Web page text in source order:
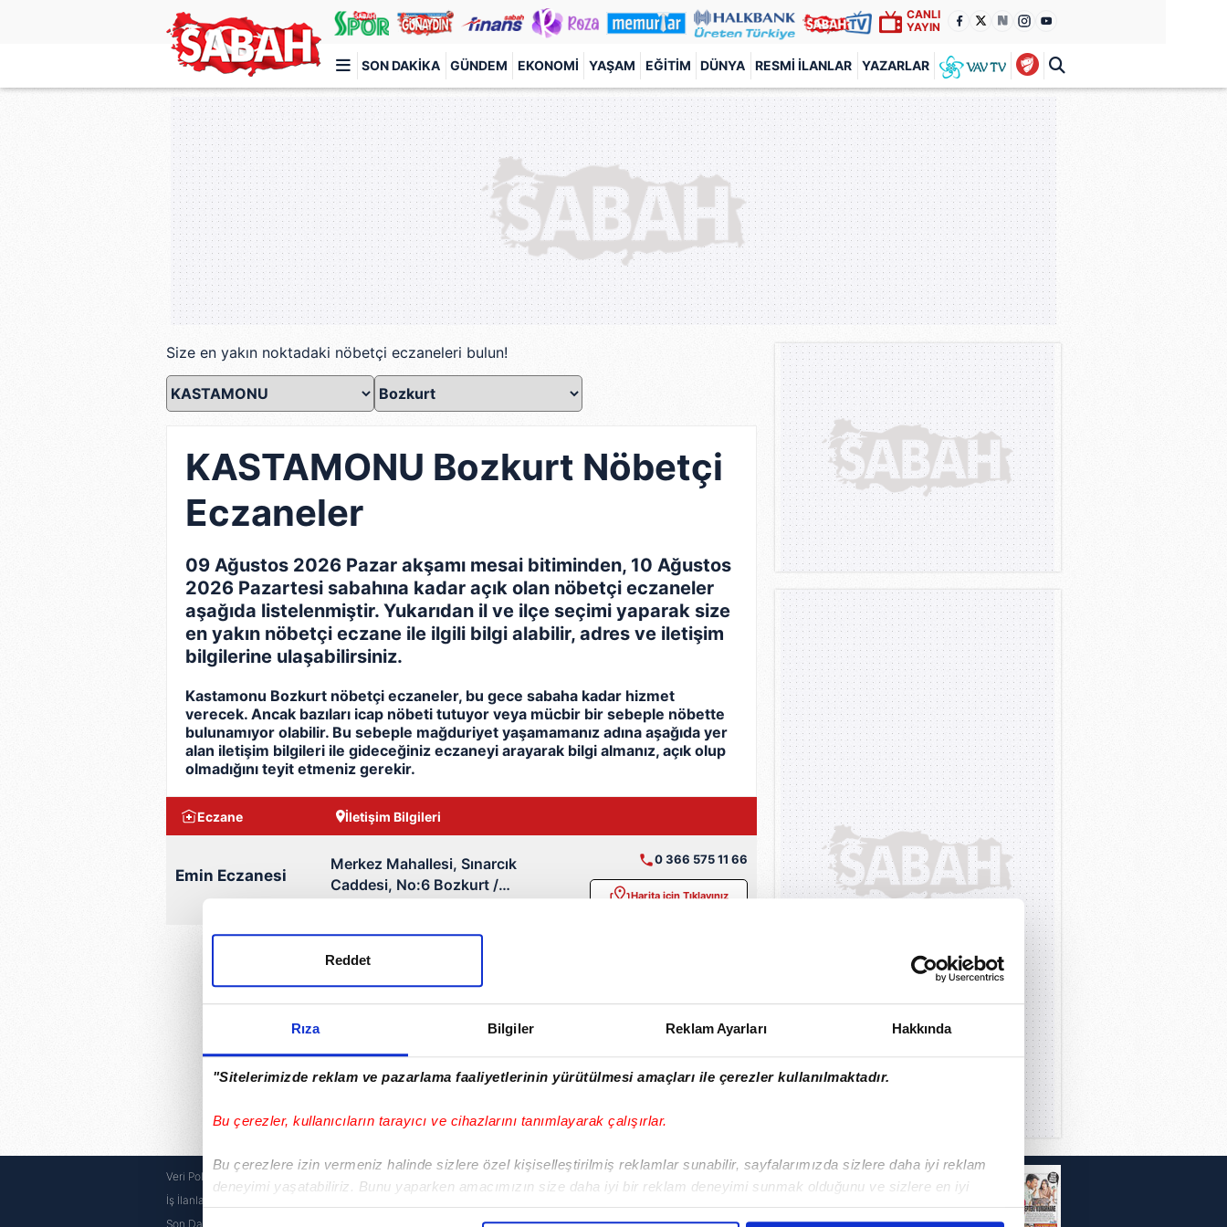
Rıza Bilgiler Reklam Ayarları Hakkında
"Sitelerimizde reklam ve pazarlama faaliyetlerinin yürütülmesi amaçları ile çerezler kullanılmaktadır.
Bu çerezler, kullanıcıların tarayıcı ve cihazlarını tanımlayarak çalışırlar.
Bu çerezlere izin vermeniz halinde sizlere özel kişiselleştirilmiş reklamlar sunabilir, sayfalarımızda sizlere daha iyi reklam
deneyimi yaşatabiliriz. Bunu yaparken amacımızın size daha iyi bir reklam deneyimi sunmak olduğunu ve sizlere en iyi
içerikleri sunabilmek adına elimizden gelen çabayı gösterdiğimizi ve bu noktada, reklamların maliyetlerimizi karşılamak
Reddet
CANLI
YAYIN
SON DAKIKA GÜNDEM EKONOMI YAŞAM EĞITIM DÜNYA RESMI İLANLAR YAZARLAR
Türkiye'nin en iyi haber sitesi
Size en yakın noktadaki nöbetçi eczaneleri bulun!
KASTAMONU Bozkurt Nöbetçi
Eczaneler
09 Ağustos 2026 Pazar akşamı mesai bitiminden, 10 Ağustos
2026 Pazartesi sabahına kadar açık olan nöbetçi eczaneler
aşağıda listelenmiştir. Yukarıdan il ve ilçe seçimi yaparak size
en yakın nöbetçi eczane ile ilgili bilgi alabilir, adres ve iletişim
bilgilerine ulaşabilirsiniz.
Kastamonu Bozkurt nöbetçi eczaneler, bu gece sabaha kadar hizmet
verecek. Ancak bazıları icap nöbeti tutuyor veya mücbir bir sebeple nöbette
bulunamıyor olabilir. Bu sebeple mağduriyet yaşamamanız adına aşağıda yer
alan iletişim bilgileri ile gideceğiniz eczaneyi arayarak bilgi almanız, açık olup
olmadığını teyit etmeniz gerekir.
Eczane İletişim Bilgileri
Emin Eczanesi
Merkez Mahallesi, Sınarcık
Caddesi, No:6 Bozkurt /
0 366 575 11 66
Harita için Tıklayınız
Veri Politikası
İş İlanları
Son Dakika
Yüzde Hesaplama
Yasin Suresi
Vakıa Suresi
Tekerlemeler